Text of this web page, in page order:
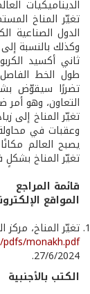
الديناميكيات
تغيّر المناخ
الدول الصناعية
وكذلك بالنسبة
ثاني أكسيد
طول الخط الفاصل
تضررًا سيقوّض
التعاون، وهو
تغيّر المناخ إلى
وعقبات في
يصبح العالم
تغيّر المناخ بشكلٍ
قائمة المراجع
المواقع
تغيّر المناخ،
monakh.pdf
27/6/2024.
الكتب بالأجنبية